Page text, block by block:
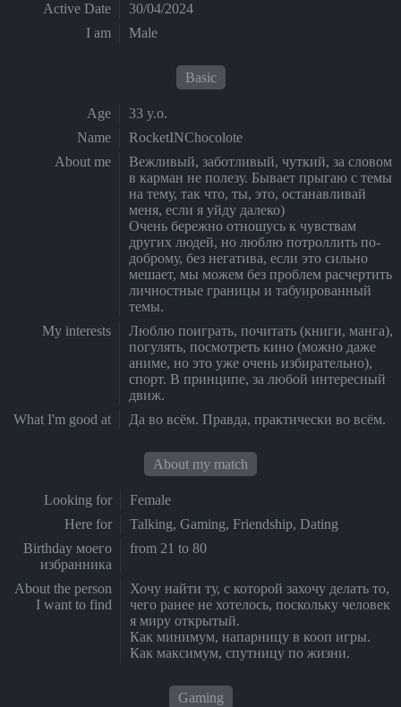
Active Date
30/04/2024
I am
Male
Basic
Age
33 y.o.
Name
RocketINChocolote
About me
Вежливый, заботливый, чуткий, за словом
в карман не полезу. Бывает прыгаю с темы
на тему, так что, ты, это, останавливай
меня, если я уйду далеко)
Очень бережно отношусь к чувствам
других людей, но люблю потроллить по-
доброму, без негатива, если это сильно
мешает, мы можем без проблем расчертить
личностные границы и табуированный
темы.
My interests
Люблю поиграть, почитать (книги, манга),
погулять, посмотреть кино (можно даже
аниме, но это уже очень избирательно),
спорт. В принципе, за любой интересный
движ.
What I'm good at
Да во всём. Правда, практически во всём.
About my match
Looking for
Female
Here for
Talking, Gaming, Friendship, Dating
Birthday моего
избранника
from 21 to 80
About the person
I want to find
Хочу найти ту, с которой захочу делать то,
чего ранее не хотелось, поскольку человек
я миру открытый.
Как минимум, напарницу в кооп игры.
Как максимум, спутницу по жизни.
Gaming